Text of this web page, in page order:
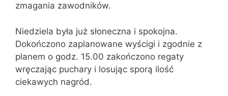
zmagania zawodników.
Niedziela była już słoneczna i spokojna.
Dokończono zaplanowane wyścigi i zgodnie z
planem o godz. 15.00 zakończono regaty
wręczając puchary i losując sporą ilość
ciekawych nagród.